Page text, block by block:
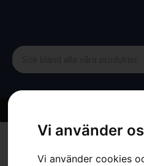
Vi använder
Vi använder cookies
»Sortiment »Husqvarna